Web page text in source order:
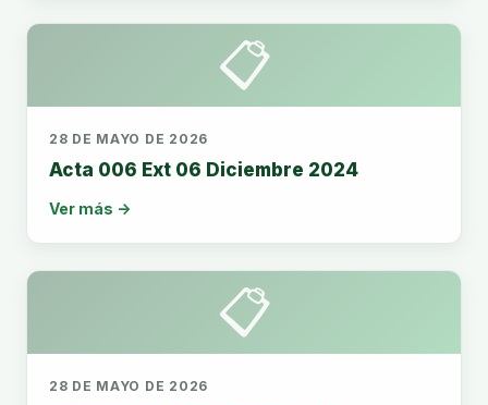
📋
28 DE MAYO DE 2026
Acta 006 Ext 06 Diciembre 2024
Ver más →
📋
28 DE MAYO DE 2026